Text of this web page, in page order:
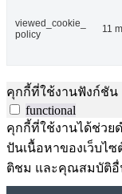
viewed_cookie_
policy
11
คุกกี้ที่ใช้งานฟังก์ชัน
functional
คุกกี้ที่ใช้งานได้ช่วย
ปันเนื้อหาของเว็บไ
ติชม และคุณสมบัติอื่